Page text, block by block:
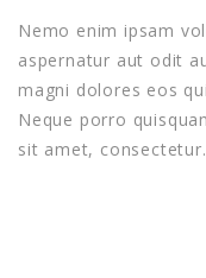
Nemo enim ipsam
aspernatur aut odit
magni dolores eos
Neque porro
sit amet, consectetur.